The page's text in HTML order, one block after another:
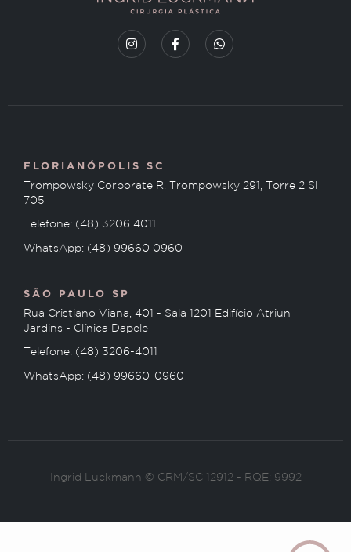
FLORIANÓPOLIS SC
Trompowsky Corporate R. Trompowsky 291, Torre 2 Sl
705
Telefone: (48) 3206 4011
WhatsApp: (48) 99660 0960
SÃO PAULO SP
Rua Cristiano Viana, 401 - Sala 1201 Edifício Atriun
Jardins - Clínica Dapele
Telefone: (48) 3206-4011
WhatsApp: (48) 99660-0960
Ingrid Luckmann © CRM/SC 12912 - RQE: 9992